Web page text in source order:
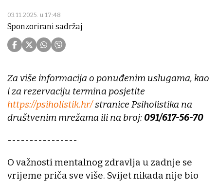
03.11.2025. u 17:48
Sponzorirani sadržaj
Za više informacija o ponuđenim uslugama, kao
i za rezervaciju termina posjetite
https://psiholistik.hr/stranice Psiholistika na
društvenim mrežama ili na broj: 091/617-56-70
----------------
O važnosti mentalnog zdravlja u zadnje se
vrijeme priča sve više. Svijet nikada nije bio